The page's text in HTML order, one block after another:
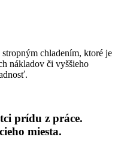
chladením, ktoré je
nákladov či vyššieho
prídu z práce.
miesta.